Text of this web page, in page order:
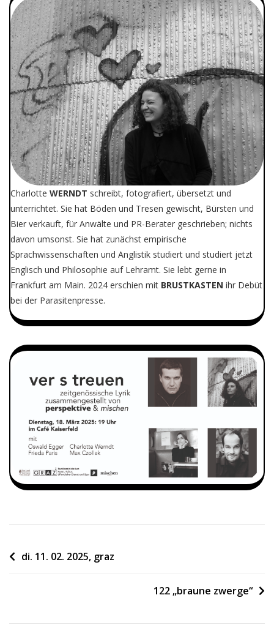
Charlotte WERNDT schreibt, fotografiert, übersetzt und
unterrichtet. Sie hat Böden und Tresen gewischt, Bürsten und
Bier verkauft, für Anwälte und PR-Berater geschrieben; nichts
davon umsonst. Sie hat zunächst empirische
Sprachwissenschaften und Anglistik studiert und studiert jetzt
Englisch und Philosophie auf Lehramt. Sie lebt gerne in
Frankfurt am Main. 2024 erschien mit BRUSTKASTEN ihr Debüt
bei der Parasitenpresse.
Beitragsnavigation
di. 11. 02. 2025, graz
122 „braune zwerge“